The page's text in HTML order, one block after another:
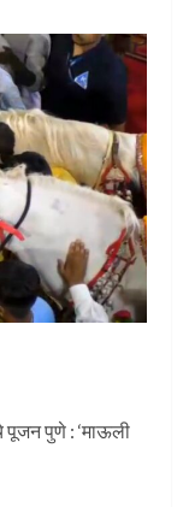
पूजन पुणे : ‘माऊली